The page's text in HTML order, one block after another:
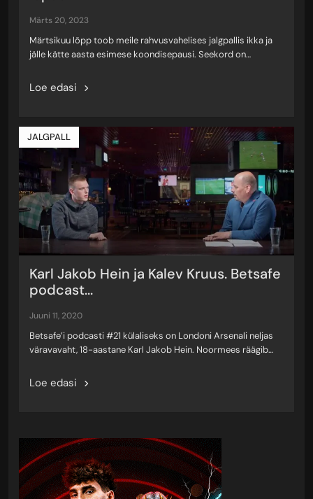
märts 20, 2023
Märtsikuu lõpp toob meile rahvusvahelises jalgpallis ikka ja
jälle kätte aasta esimese koondisepausi. Seekord on…
Loe edasi
JALGPALL
Karl Jakob Hein ja Kalev Kruus. Betsafe
podcast...
juuni 11, 2020
Betsafe’i podcasti #21 külaliseks on Londoni Arsenali neljas
väravavaht, 18-aastane Karl Jakob Hein. Noormees räägib…
Loe edasi